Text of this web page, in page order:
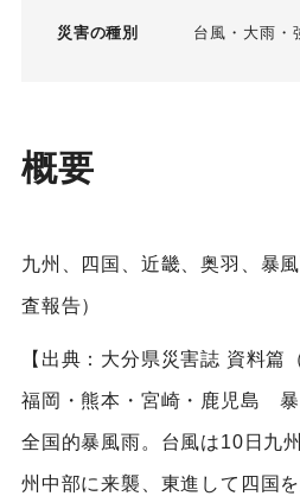
災害の種別 台風 大雨
概要
九州、四国、近畿、奥羽、暴
査報告）
【出典：大分県災害誌 資料篇
福岡・熊本・宮崎・鹿児島
全国的暴風雨。台風は10日九
州中部に来襲、東進して四国